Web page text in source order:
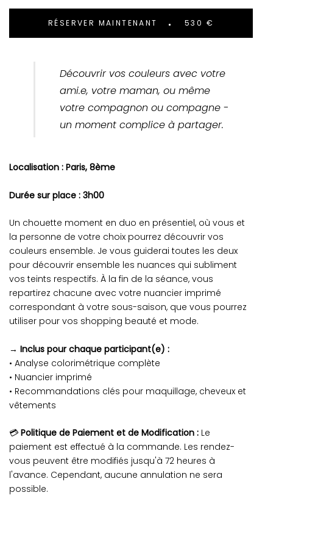
RÉSERVER MAINTENANT 530 €
Découvrir vos couleurs avec votre
ami.e, votre maman, ou même
votre compagnon ou compagne -
un moment complice à partager.
Localisation : Paris, 8ème
Durée sur place : 3h00
Un chouette moment en duo en présentiel, où vous et
la personne de votre choix pourrez découvrir vos
couleurs ensemble. Je vous guiderai toutes les deux
pour découvrir ensemble les nuances qui subliment
vos teints respectifs. À la fin de la séance, vous
repartirez chacune avec votre nuancier imprimé
correspondant à votre sous-saison, que vous pourrez
utiliser pour vos shopping beauté et mode.
→ Inclus pour chaque participant(e) :
• Analyse colorimétrique complète
• Nuancier imprimé
• Recommandations clés pour maquillage, cheveux et
vêtements
💳 Politique de Paiement et de Modification : Le
paiement est effectué à la commande. Les rendez-
vous peuvent être modifiés jusqu'à 72 heures à
l'avance. Cependant, aucune annulation ne sera
possible.